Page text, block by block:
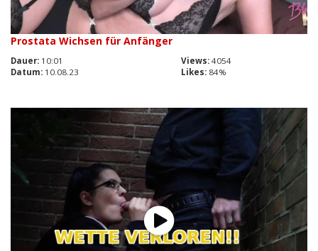
Prostata Wichsen für Anfänger
Dauer: 10:01 Views: 4054
Datum: 10.08.23 Likes: 84%